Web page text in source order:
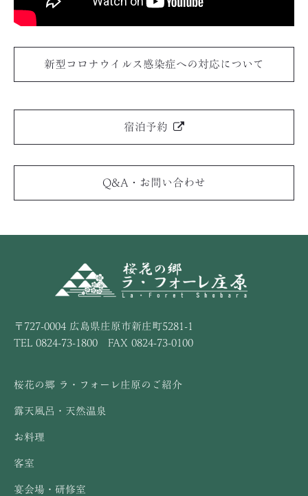
新型コロナウイルス感染症への対応について
宿泊予約
Q&A・お問い合わせ
〒727-0004 広島県庄原市新庄町5281-1
TEL 0824-73-1800 FAX 0824-73-0100
桜花の郷 ラ・フォーレ庄原のご紹介
露天風呂・天然温泉
お料理
客室
宴会場・研修室